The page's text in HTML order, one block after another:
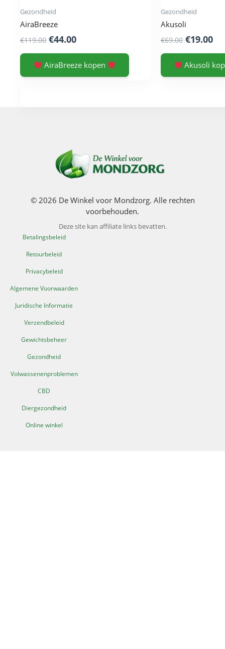
Gezondheid
AiraBreeze
€119.00 Original
was:
€44.00Current
is:
€44.00.
AiraBreeze kopen
Gezondheid
Akusoli
€69.00 Original
was:
€19.00
is:
Akusoli
© 2026 De Winkel voor Mondzorg. Alle rechten
voorbehouden.
Deze site kan affiliate links bevatten.
Betalingsbeleid
Retourbeleid
Privacybeleid
Algemene Voorwaarden
Juridische Informatie
Verzendbeleid
Gewichtsbeheer
Gezondheid
Volwassenenproblemen
CBD
Diergezondheid
Online winkel